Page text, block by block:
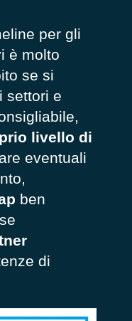
per gli
è molto
se si
settori e
livello di
eventuali
ben
di